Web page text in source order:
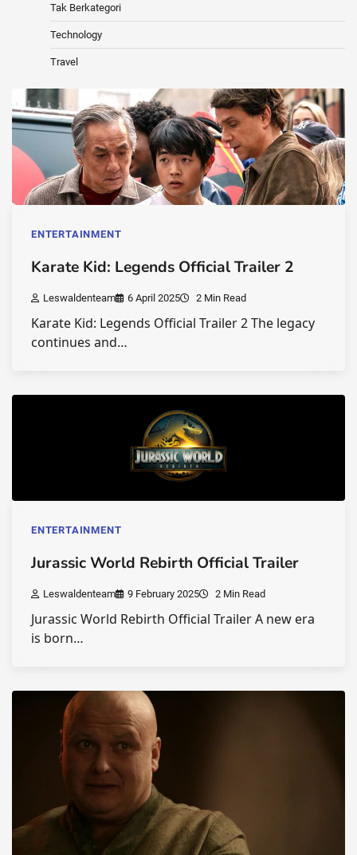
Tak Berkategori
Technology
Travel
ENTERTAINMENT
Karate Kid: Legends Official Trailer 2
Leswaldenteam 6 April 2025 2 Min Read
Karate Kid: Legends Official Trailer 2 The legacy
continues and…
ENTERTAINMENT
Jurassic World Rebirth Official Trailer
Leswaldenteam 9 February 2025 2 Min Read
Jurassic World Rebirth Official Trailer A new era
is born…